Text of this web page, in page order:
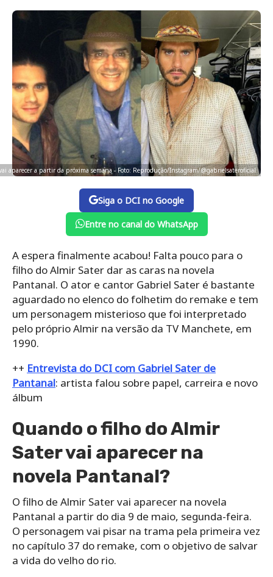
aparecer a partir da próxima semana - Foto: Reprodução/Instagram/@gabrielsateroficial
Siga o DCI no Google
Entre no canal do WhatsApp
A espera finalmente acabou! Falta pouco para o
filho do Almir Sater dar as caras na novela
Pantanal. O ator e cantor Gabriel Sater é bastante
aguardado no elenco do folhetim do remake e tem
um personagem misterioso que foi interpretado
pelo próprio Almir na versão da TV Manchete, em
1990.
++ Entrevista do DCI com Gabriel Sater de
Pantanal: artista falou sobre papel, carreira e novo
álbum
Quando o filho do Almir
Sater vai aparecer na
novela Pantanal?
O filho de Almir Sater vai aparecer na novela
Pantanal a partir do dia 9 de maio, segunda-feira.
O personagem vai pisar na trama pela primeira vez
no capítulo 37 do remake, com o objetivo de salvar
a vida do velho do rio.